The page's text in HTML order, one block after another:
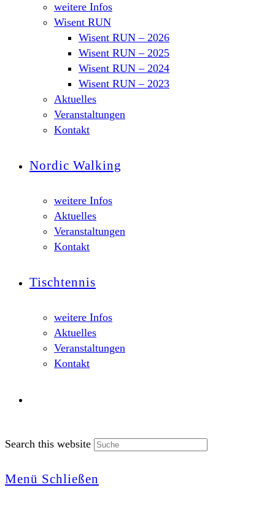
weitere Infos
Wisent RUN
Wisent RUN – 2026
Wisent RUN – 2025
Wisent RUN – 2024
Wisent RUN – 2023
Aktuelles
Veranstaltungen
Kontakt
Nordic Walking
weitere Infos
Aktuelles
Veranstaltungen
Kontakt
Tischtennis
weitere Infos
Aktuelles
Veranstaltungen
Kontakt
Search this website
Menü Schließen